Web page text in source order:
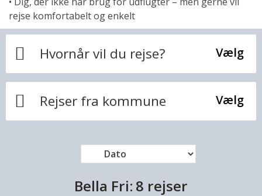
rejse komfortabelt og enkelt
Hvornår vil du rejse? Vælg
Rejser fra kommune Vælg
Bella Fri: 8 rejser